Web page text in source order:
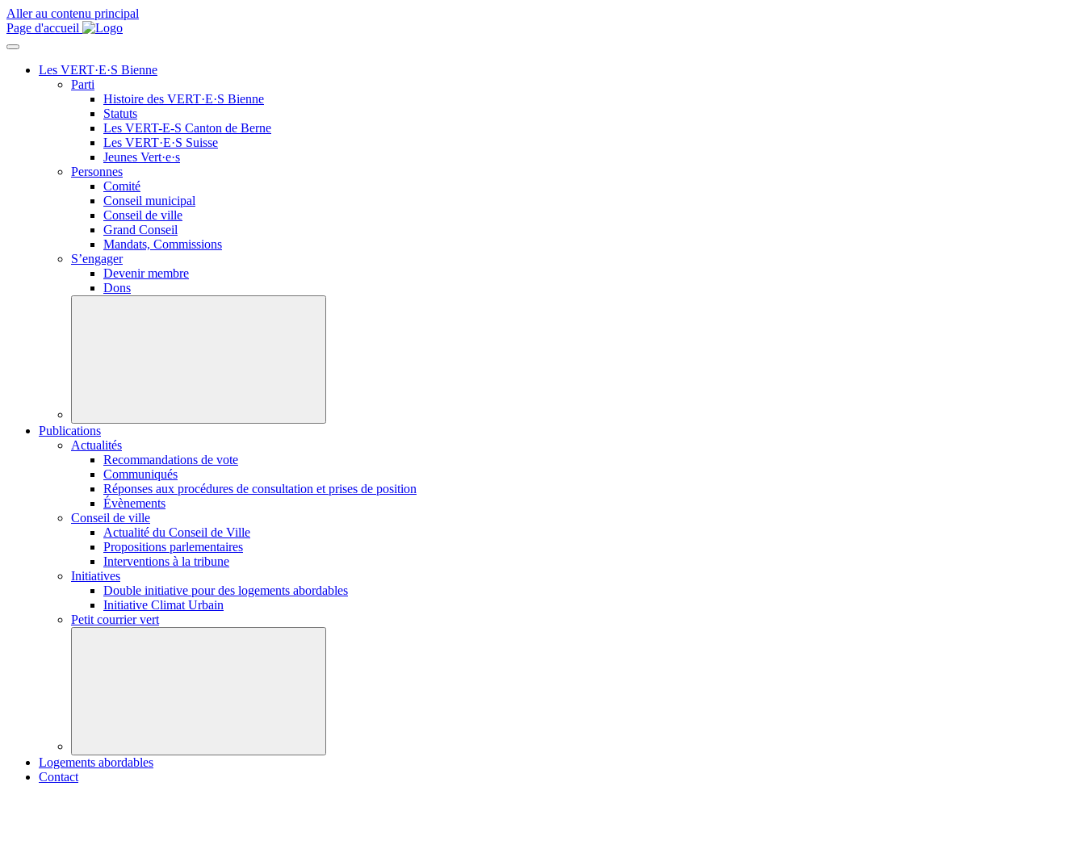
Aller au contenu principal
Page d'accueil
Les VERT·E·S Bienne
Parti
Histoire des VERT·E·S Bienne
Statuts
Les VERT-E-S Canton de Berne
Les VERT·E·S Suisse
Jeunes Vert·e·s
Personnes
Comité
Conseil municipal
Conseil de ville
Grand Conseil
Mandats, Commissions
S’engager
Devenir membre
Dons
Publications
Actualités
Recommandations de vote
Communiqués
Réponses aux procédures de consultation et prises de position
Évènements
Conseil de ville
Actualité du Conseil de Ville
Propositions parlementaires
Interventions à la tribune
Initiatives
Double initiative pour des logements abordables
Initiative Climat Urbain
Petit courrier vert
Logements abordables
Contact